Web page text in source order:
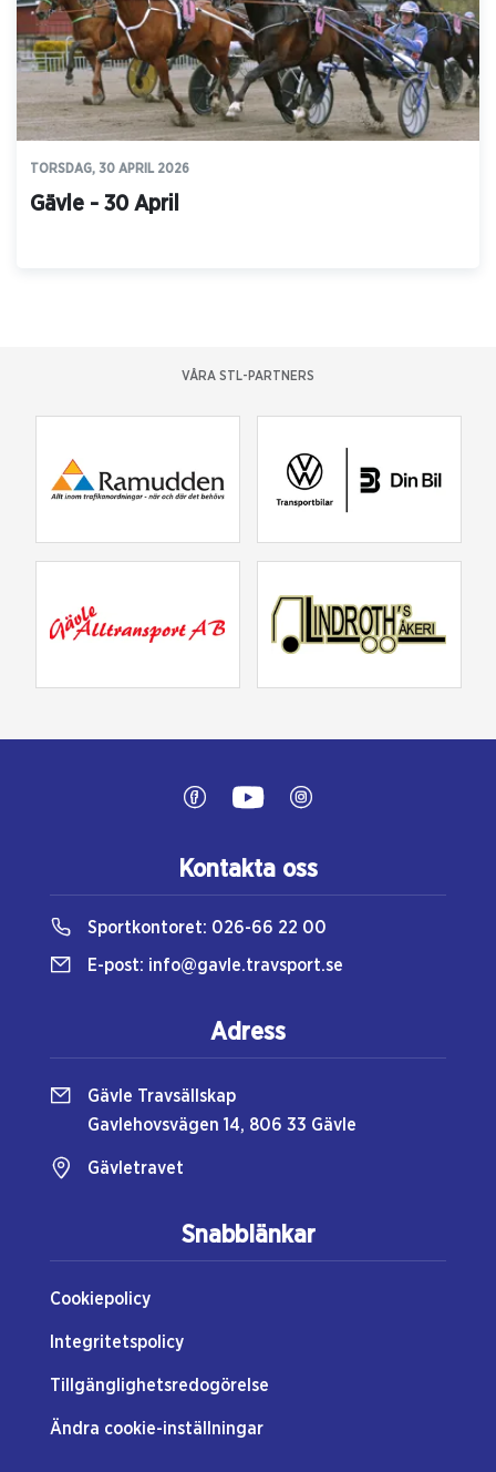
TORSDAG, 30 APRIL 2026
Gävle - 30 April
VÅRA STL-PARTNERS
Snabblänkar
Cookiepolicy
Integritetspolicy
Tillgänglighetsredogörelse
Ändra cookie-inställningar
Kontakta oss
Sportkontoret: 026-66 22 00
E-post: info@gavle.travsport.se
Adress
Gävle Travsällskap
Gavlehovsvägen 14, 806 33 Gävle
Gävletravet